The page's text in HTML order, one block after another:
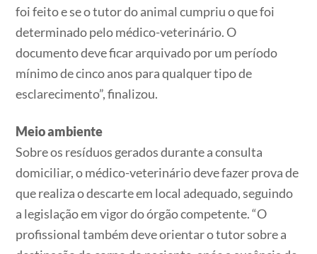
foi feito e se o tutor do animal cumpriu o que foi
determinado pelo médico-veterinário. O
documento deve ficar arquivado por um período
mínimo de cinco anos para qualquer tipo de
esclarecimento”, finalizou.
Meio ambiente
Sobre os resíduos gerados durante a consulta
domiciliar, o médico-veterinário deve fazer prova de
que realiza o descarte em local adequado, seguindo
a legislação em vigor do órgão competente. “O
profissional também deve orientar o tutor sobre a